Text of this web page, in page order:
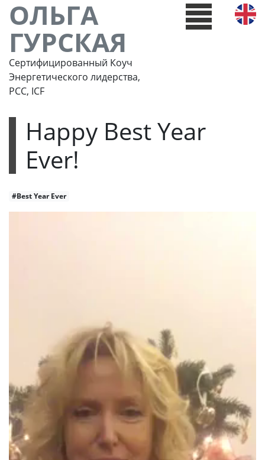
ОЛЬГА
ГУРСКАЯ
Сертифицированный Коуч
Энергетического лидерства,
РСС, ICF
Happy Best Year
Ever!
#Best Year Ever